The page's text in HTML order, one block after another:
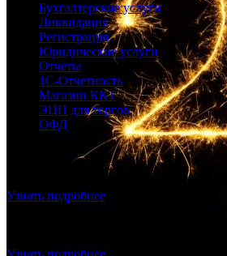
Бухгалтерские услуги
Ликвидация
Регистрация
Юридические услуги
Отчеты
1С-Отчетность
Магазин ККТ
ЭЦП для торгов
ОФД
Берем бухгалтерию и общение с
Получите доступ к бухгалтерской
Узнать подробнее